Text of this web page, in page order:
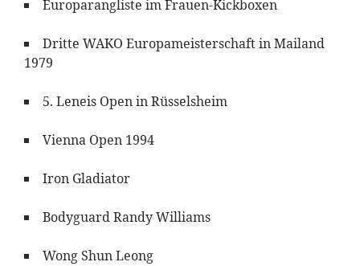
Europarangliste im Frauen-Kickboxen
Dritte WAKO Europameisterschaft in Mailand
1979
5. Leneis Open in Rüsselsheim
Vienna Open 1994
Iron Gladiator
Bodyguard Randy Williams
Wong Shun Leong